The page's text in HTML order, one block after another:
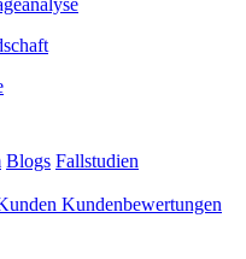
Blogs Fallstudien
Kundenbewertungen